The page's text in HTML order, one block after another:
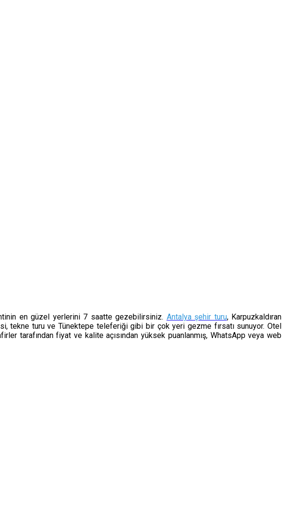
en güzel yerlerini 7 saatte gezebilirsiniz. Antalya şehir turu, Karpuzkaldıran
tekne turu ve Tünektepe teleferiği gibi bir çok yeri gezme fırsatı sunuyor. Otel
tarafından fiyat ve kalite açısından yüksek puanlanmış, WhatsApp veya web